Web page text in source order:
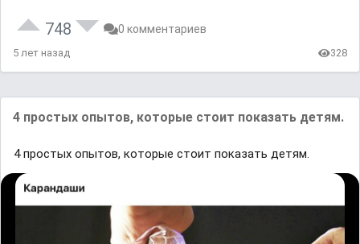
748 0 комментариев
5 лет назад 328
4 простых опытов, которые стоит показать детям.
4 простых опытов, которые стоит показать детям.